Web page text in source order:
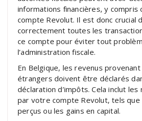
informations financières, y compris
compte Revolut. Il est donc crucial
correctement toutes les
ce compte pour éviter tout
l’administration fiscale.
En Belgique, les revenus
étrangers doivent être déclarés
déclaration d’impôts. Cela inclut
par votre compte Revolut, tels
perçus ou les gains en capital.